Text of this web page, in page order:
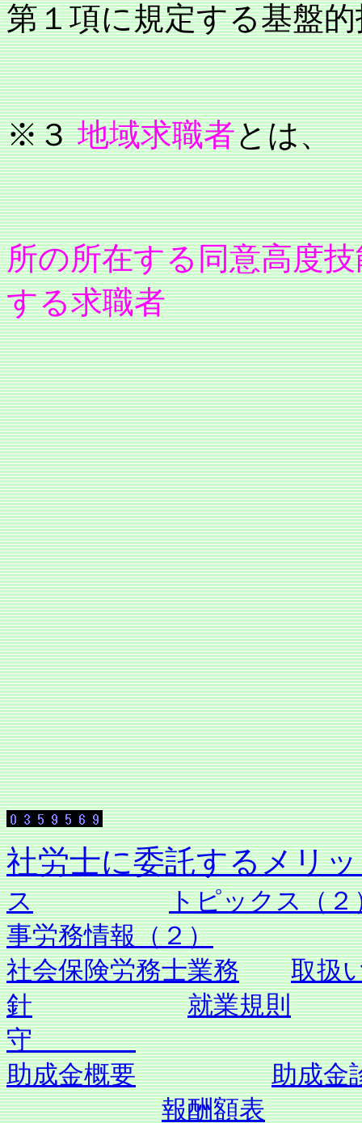
第１項に規定する基盤
※３地域求職者とは、
所の所在する同意高度
する求職者
社労士に委託す
ス
トピックス（２
事労務情報（２）
社会保険労務士業務
取扱
針
就業規則
守
助成金概要
助成金
報酬額表